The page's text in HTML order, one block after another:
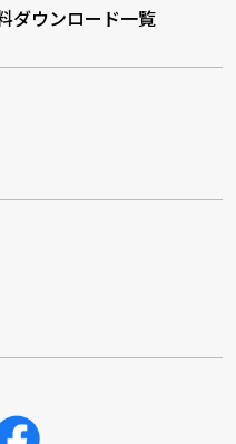
ダウンロード一覧